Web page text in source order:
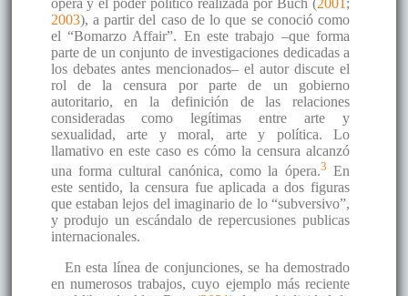
2003), a partir del caso de lo que se conoció como
el “Bomarzo Affair”. En este trabajo –que forma
parte de un conjunto de investigaciones dedicadas a
los debates antes mencionados– el autor discute el
rol de la censura por parte de un gobierno
autoritario, en la definición de las relaciones
consideradas como legítimas entre arte y
sexualidad, arte y moral, arte y política. Lo
llamativo en este caso es cómo la censura alcanzó
una forma cultural canónica, como la ópera.3 En
este sentido, la censura fue aplicada a dos figuras
que estaban lejos del imaginario de lo “subversivo”,
y produjo un escándalo de repercusiones publicas
internacionales.
En esta línea de conjunciones, se ha demostrado
en numerosos trabajos, cuyo ejemplo más reciente